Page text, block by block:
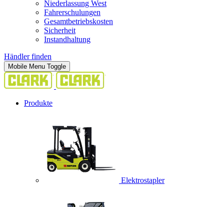
Niederlassung West
Fahrerschulungen
Gesamtbetriebskosten
Sicherheit
Instandhaltung
Händler finden
Mobile Menu Toggle
Produkte
Elektrostapler